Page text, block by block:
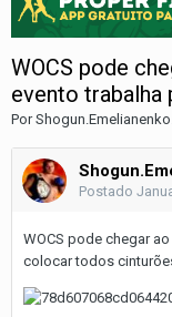
WOCS pode
evento trabalha
Por
Postado
WOCS pode chegar
colocar todos